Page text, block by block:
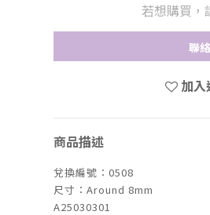
若想購買，
聯
加
商品描述
兌換編號：0508
尺寸：Around 8mm
A25030301